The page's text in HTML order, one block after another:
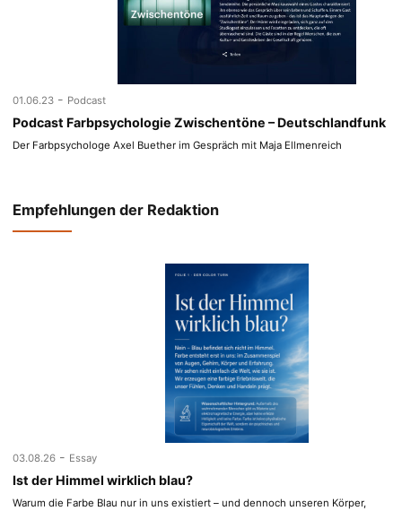
01.06.23 - Podcast
Podcast Farbpsychologie Zwischentöne – Deutschlandfunk
Der Farbpsychologe Axel Buether im Gespräch mit Maja Ellmenreich
Empfehlungen der Redaktion
03.08.26 - Essay
Ist der Himmel wirklich blau?
Warum die Farbe Blau nur in uns existiert – und dennoch unseren Körper,